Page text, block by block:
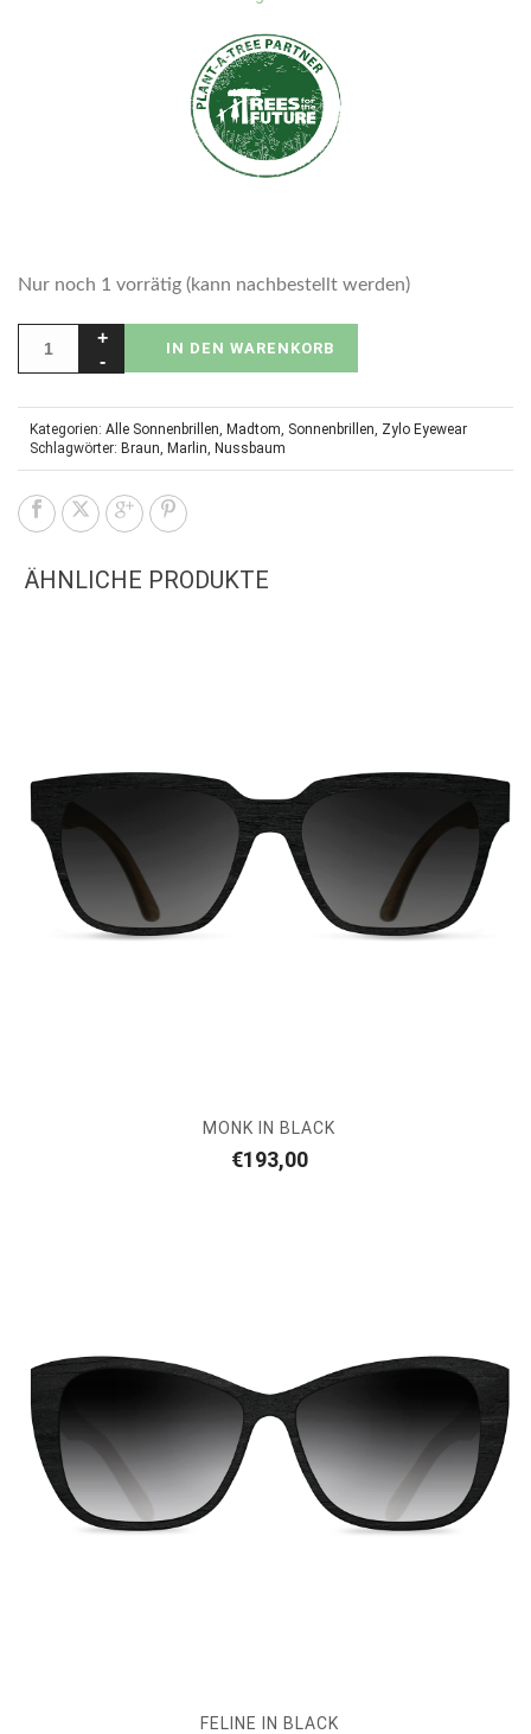
Nur noch 1 vorrätig (kann nachbestellt werden)
IN DEN WARENKORB
Kategorien: Alle Sonnenbrillen, Madtom, Sonnenbrillen, Zylo Eyewear
Schlagwörter: Braun, Marlin, Nussbaum
ÄHNLICHE PRODUKTE
MONK IN BLACK
€193,00
FELINE IN BLACK